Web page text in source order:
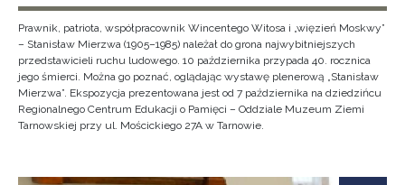
Prawnik, patriota, współpracownik Wincentego Witosa i „więzień Moskwy”
– Stanisław Mierzwa (1905–1985) należał do grona najwybitniejszych
przedstawicieli ruchu ludowego. 10 października przypada 40. rocznica
jego śmierci. Można go poznać, oglądając wystawę plenerową „Stanisław
Mierzwa”. Ekspozycja prezentowana jest od 7 października na dziedzińcu
Regionalnego Centrum Edukacji o Pamięci – Oddziale Muzeum Ziemi
Tarnowskiej przy ul. Mościckiego 27A w Tarnowie.